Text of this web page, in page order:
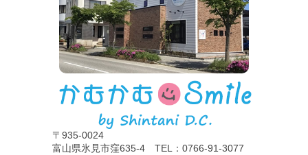
〒935-0024
富山県氷見市窪635-4 TEL：0766-91-3077